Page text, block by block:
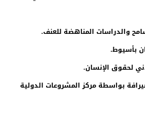
والدراسات المناهضة للعنف.
بأسيوط.
لحقوق الإنسان.
بواسطة مركز المشروعات الدولية